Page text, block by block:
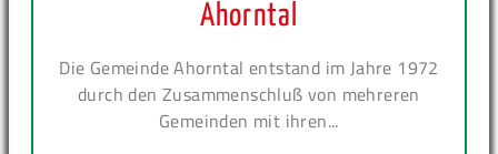
Ahorntal
Die Gemeinde Ahorntal entstand im Jahre 1972
durch den Zusammenschluß von mehreren
Gemeinden mit ihren...